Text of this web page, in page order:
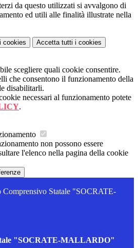
da questo utilizzati si avvalgono di
ed utili alle finalità illustrate nella
i cookies Accetta tutti i cookies
scegliere quali cookie consentire.
che consentono il funzionamento della
disabilitarli.
necessari al funzionamento potete
.
non possono essere
l'elenco nella pagina della cookie
Comprensivo Statale "SOCRATE-
"SOCRATE-MALLARDO"